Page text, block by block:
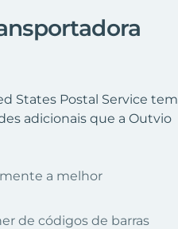
States Postal Service tem
adicionais que a Outvio
a melhor
de códigos de barras